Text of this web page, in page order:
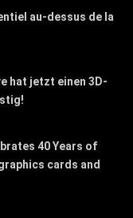
au-dessus de la
hat jetzt einen 3D-
40 Years of
cards and